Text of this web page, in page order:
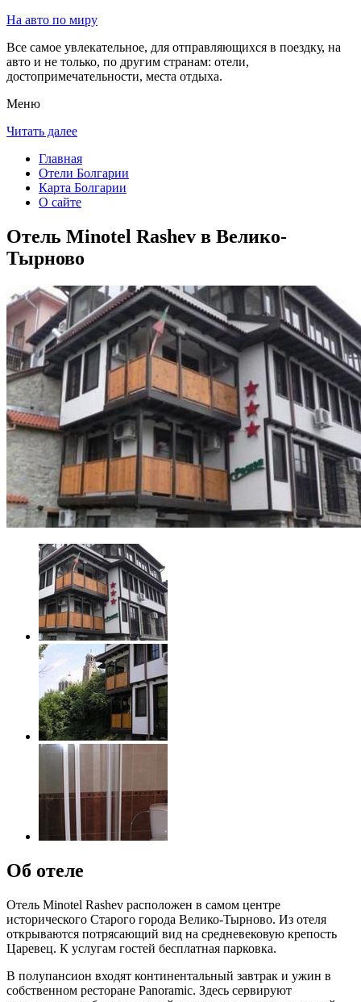
На авто по миру
Все самое увлекательное, для отправляющихся в поездку, на
авто и не только, по другим странам: отели,
достопримечательности, места отдыха.
Меню
Читать далее
Главная
Отели Болгарии
Карта Болгарии
О сайте
Отель Minotel Rashev в Велико-
Тырново
Об отеле
Отель Minotel Rashev расположен в самом центре
исторического Старого города Велико-Тырново. Из отеля
открываются потрясающий вид на средневековую крепость
Царевец. К услугам гостей бесплатная парковка.
В полупансион входят континентальный завтрак и ужин в
собственном ресторане Panoramic. Здесь сервируют